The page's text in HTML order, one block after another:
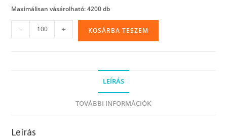
Maximálisan vásárolható: 4200 db
Polietilén
tasak
- + KOSÁRBA TESZEM
LEÍRÁS
TOVÁBBI INFORMÁCIÓK
Leírás